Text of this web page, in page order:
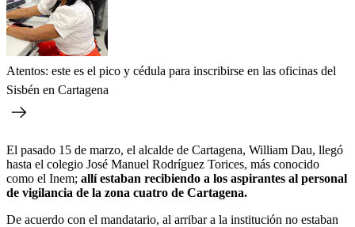
Atentos: este es el pico y cédula para inscribirse en las oficinas del
Sisbén en Cartagena
El pasado 15 de marzo, el alcalde de Cartagena, William Dau, llegó
hasta el colegio José Manuel Rodríguez Torices, más conocido
como el Inem; allí estaban recibiendo a los aspirantes al personal
de vigilancia de la zona cuatro de Cartagena.
De acuerdo con el mandatario, al arribar a la institución no estaban